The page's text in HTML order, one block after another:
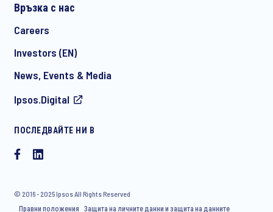
communication about products and services including
withdraw your consent at any time with effect for the future.
Връзка с нас
Careers
Investors (EN)
News, Events & Media
Ipsos.Digital
ПОСЛЕДВАЙТЕ НИ В
© 2016 - 2025 Ipsos All Rights Reserved
Правни положения
Защита на личните данни и защита на данните